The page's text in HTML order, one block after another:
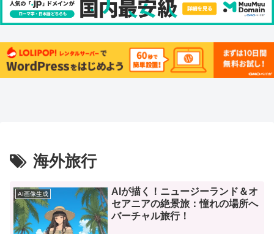
海外旅行
AI画像生成
AIが描く！ニュージーランド＆オ
セアニアの絶景旅：憧れの場所へ
バーチャル旅行！